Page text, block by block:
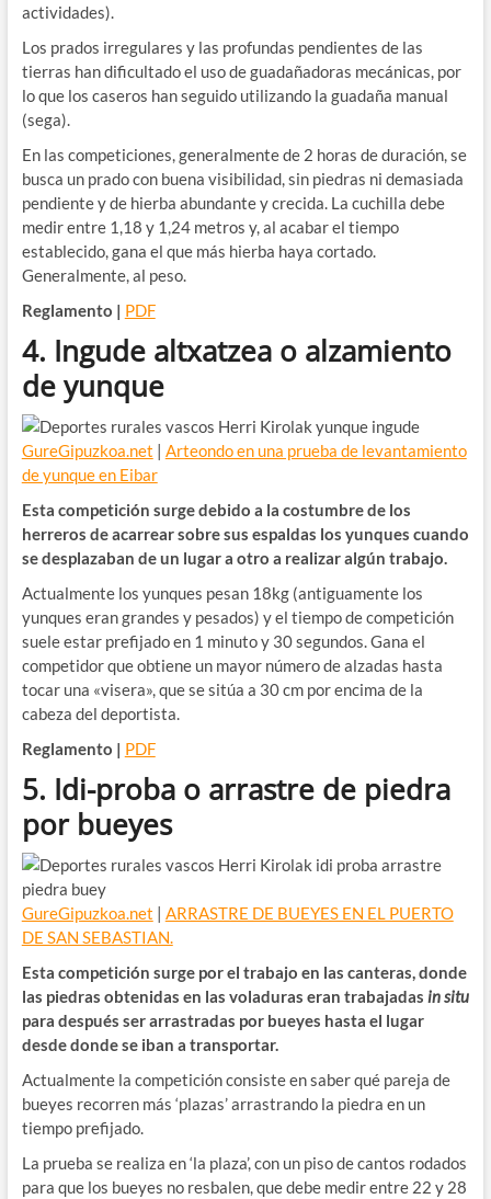
actividades).
Los prados irregulares y las profundas pendientes de las
tierras han dificultado el uso de guadañadoras mecánicas, por
lo que los caseros han seguido utilizando la guadaña manual
(sega).
En las competiciones, generalmente de 2 horas de duración, se
busca un prado con buena visibilidad, sin piedras ni demasiada
pendiente y de hierba abundante y crecida. La cuchilla debe
medir entre 1,18 y 1,24 metros y, al acabar el tiempo
establecido, gana el que más hierba haya cortado.
Generalmente, al peso.
Reglamento | PDF
4. Ingude altxatzea o alzamiento
de yunque
GureGipuzkoa.net | Arteondo en una prueba de levantamiento
de yunque en Eibar
Esta competición surge debido a la costumbre de los
herreros de acarrear sobre sus espaldas los yunques cuando
se desplazaban de un lugar a otro a realizar algún trabajo.
Actualmente los yunques pesan 18kg (antiguamente los
yunques eran grandes y pesados) y el tiempo de competición
suele estar prefijado en 1 minuto y 30 segundos. Gana el
competidor que obtiene un mayor número de alzadas hasta
tocar una «visera», que se sitúa a 30 cm por encima de la
cabeza del deportista.
Reglamento | PDF
5. Idi-proba o arrastre de piedra
por bueyes
GureGipuzkoa.net | ARRASTRE DE BUEYES EN EL PUERTO
DE SAN SEBASTIAN.
Esta competición surge por el trabajo en las canteras, donde
las piedras obtenidas en las voladuras eran trabajadas in situ
para después ser arrastradas por bueyes hasta el lugar
desde donde se iban a transportar.
Actualmente la competición consiste en saber qué pareja de
bueyes recorren más ‘plazas’ arrastrando la piedra en un
tiempo prefijado.
La prueba se realiza en ‘la plaza’, con un piso de cantos rodados
para que los bueyes no resbalen, que debe medir entre 22 y 28